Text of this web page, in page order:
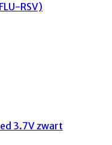
RSV)
3.7V zwart